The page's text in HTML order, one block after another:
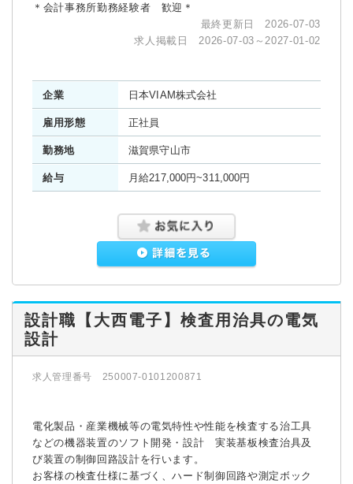
＊会計事務所勤務経験者 歓迎＊
最終更新日 2026-07-03
求人掲載日 2026-07-03～2027-01-02
企業 日本VIAM株式会社
雇用形態 正社員
勤務地 滋賀県守山市
給与 月給217,000円~311,000円
設計職【大西電子】検査用治具の電気
設計
求人管理番号 250007-0101200871
電化製品・産業機械等の電気特性や性能を検査する治工具
などの機器装置のソフト開発・設計 実装基板検査治具及
び装置の制御回路設計を行います。
お客様の検査仕様に基づく、ハード制御回路や測定ボック